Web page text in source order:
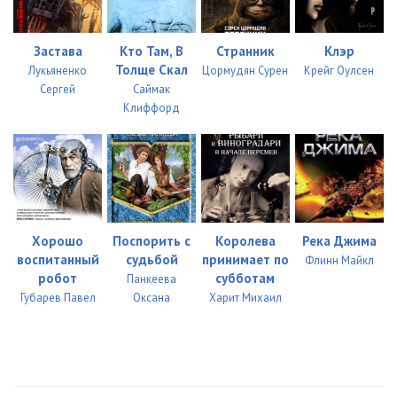
Застава
Лукьяненко
Сергей
Кто Там, В
Толще Скал
Саймак
Клиффорд
Странник
Цормудян Сурен
Клэр
Крейг Оулсен
Хорошо
воспитанный
робот
Губарев Павел
Поспорить с
судьбой
Панкеева
Оксана
Королева
принимает по
субботам
Харит Михаил
Река Джима
Флинн Майкл